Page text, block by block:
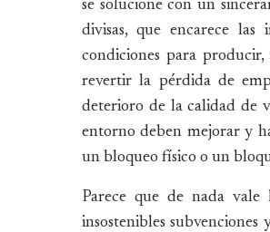
se solucione con un
divisas, que encarece
condiciones para
revertir la pérdida de
deterioro de la calidad de
entorno deben mejorar y
un bloqueo físico o un
Parece que de nada
insostenibles